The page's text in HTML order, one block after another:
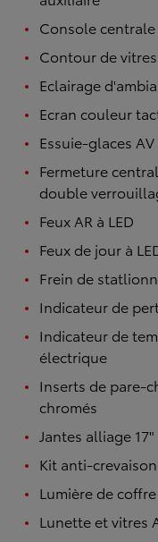
Console
Contour de
Eclairage
Ecran couleur
Essuie-glaces
Fermeture
double
Feux AR à LED
Feux de jour à
Frein de
Indicateur de
Indicateur de
électrique
Inserts de pare-
chromés
Jantes alliage 17"
Kit anti-crevaison
Lumière de coffre
Lunette et vitres